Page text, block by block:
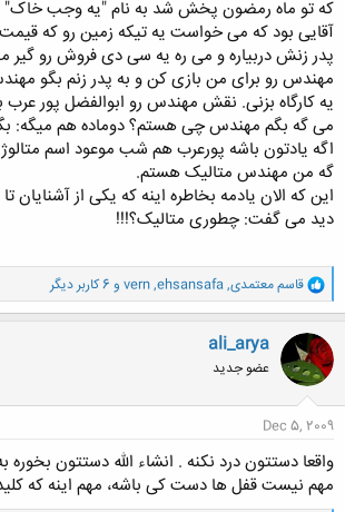
که تو ماه رمضون پخش شد به نام "یه وجب خاک"
آقایی بود که می خواست یه تیکه زمین رو که
پدر زنش دربیاره و می ره یه سی دی فروش رو گیر
مهندس رو برای من بازی کن و به پدر زنم بگو
یه کارگاه بزنی. نقش مهندس رو ابوالفضل پور
می گه بگم مهندس چی هستم؟ دوماده هم میگه:
اگه یادتون باشه پورعرب هم شب موعود اسم
گه من مهندس متالیک هستم.
این که الان یادمه بخاطره اینه که یکی از
دید می گفت: چطوری متالیک؟!!!
و
ا
ک
ن
ش
ه
ا
قاسم معتمدی,
ehsansafa
,
vern و 6 کاربر دیگر
ali_arya
عضو جدید
Dec 5, 2009
واقعا دستتون درد نکنه . انشاء الله دستتون بخوره
مهم نیست قفل ها دست کی باشه، مهم اینه که